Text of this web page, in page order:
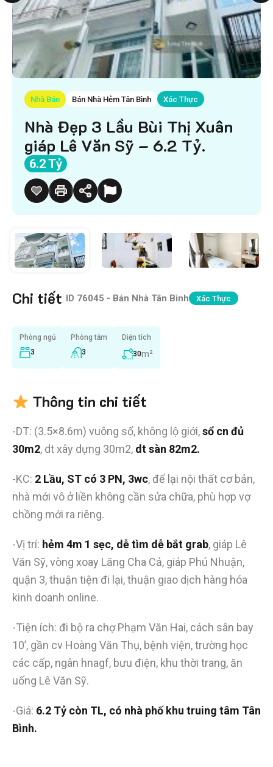
Nhà Bán Bán Nhà Hẻm Tân Bình Xác Thực
Nhà Đẹp 3 Lầu Bùi Thị Xuân
giáp Lê Văn Sỹ – 6.2 Tỷ.
6.2 Tỷ
Chi tiết ID 76045 - Bán Nhà Tân Bình Xác Thực
Phòng ngủ
3
Phòng tắm
3
Diện tích
30m²
Thông tin chi tiết
-DT: (3.5×8.6m) vuông sổ, không lộ giới,sổ cn đủ
30m2, dt xây dựng 30m2, dt sàn 82m2.
-KC: 2 Lầu, ST có 3 PN, 3wc, để lại nội thất cơ bản,
nhà mới vô ở liền không cần sửa chữa, phù hợp vợ
chồng mới ra riêng.
-Vị trí: hẻm 4m 1 sẹc, dễ tìm dễ bắt grab, giáp Lê
Văn Sỹ, vòng xoay Lăng Cha Cả, giáp Phú Nhuận,
quận 3, thuận tiện đi lại, thuận giao dịch hàng hóa
kinh doanh online.
-Tiện ích: đi bộ ra chợ Phạm Văn Hai, cách sân bay
10’, gần cv Hoàng Văn Thụ, bệnh viện, trường học
các cấp, ngân hnagf, bưu điện, khu thời trang, ăn
uống Lê Văn Sỹ.
-Giá: 6.2 Tỷ còn TL, có nhà phố khu truing tâm Tân
Bình.